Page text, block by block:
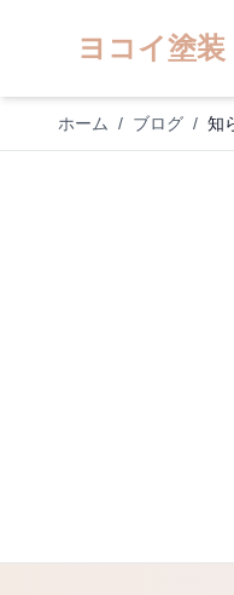
ヨコイ塗装
ホーム / ブログ / 知